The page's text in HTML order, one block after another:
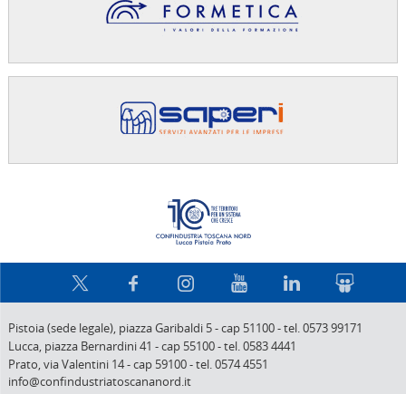
Pistoia (sede legale), piazza Garibaldi 5-cap 51100-tel. 0573 99171
Lucca, piazza Bernardini 41 -cap 55100-tel. 0583 4441
Prato,via Valentini 14-cap 59100-tel. 0574 4551
info@confindustriatoscananord.it